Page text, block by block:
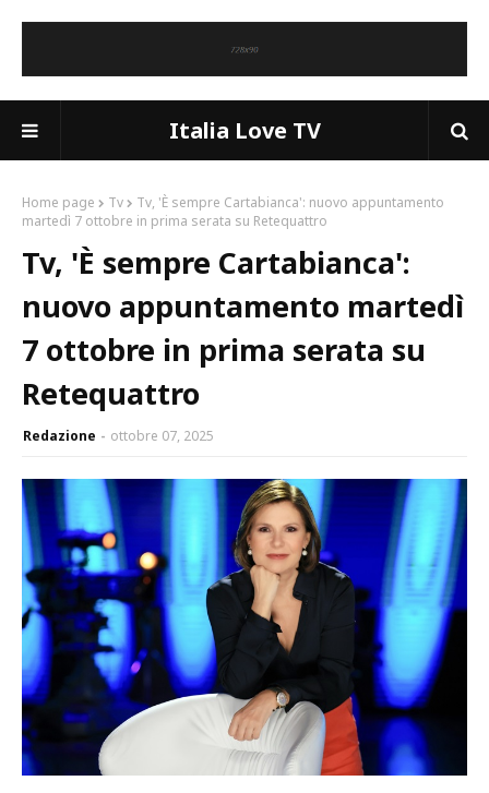
Italia Love TV
Home page Tv
Tv, 'È sempre Cartabianca': nuovo appuntamento
martedì 7 ottobre in prima serata su Retequattro
Tv, 'È sempre Cartabianca':
nuovo appuntamento martedì
7 ottobre in prima serata su
Retequattro
Redazione ottobre 07, 2025